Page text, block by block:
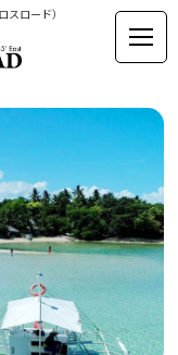
ロード）